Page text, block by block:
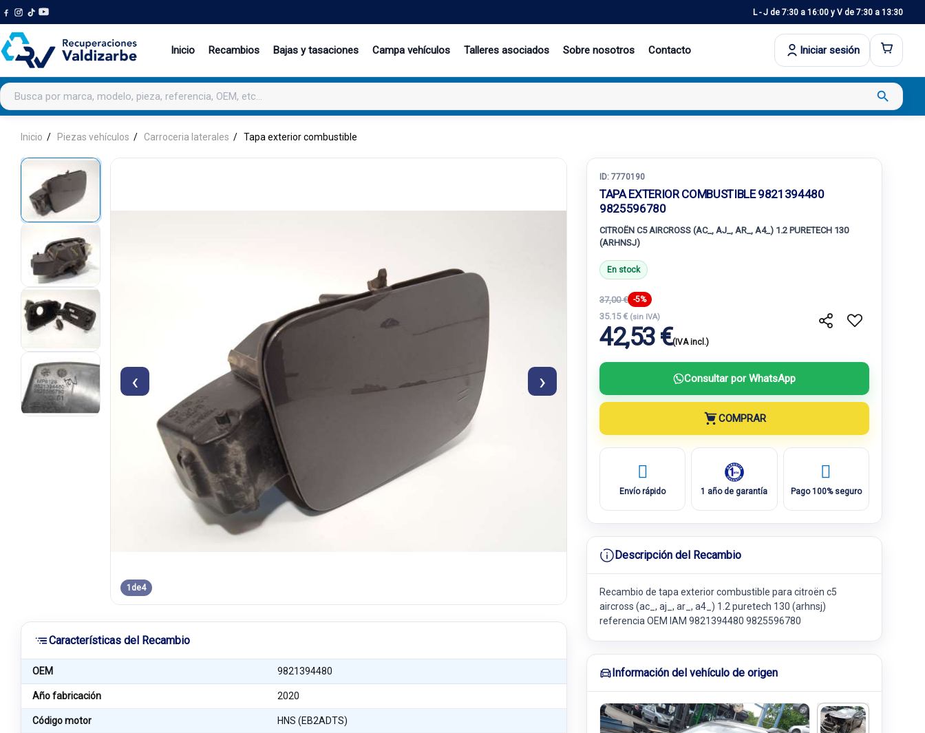
L - J de 7:30 a 16:00 y V de 7:30 a 13:30
Inicio Recambios Bajas y tasaciones Campa vehículos Talleres asociados Sobre nosotros Contacto Iniciar sesión
Buscar productos search
Inicio Piezas vehículos Carroceria laterales Tapa exterior combustible
‹ ›
1 de4
Características del Recambio
OEM 9821394480
Año fabricación 2020
Código motor HNS (EB2ADTS)
ID: 7770190
TAPA EXTERIOR COMBUSTIBLE 9821394480
9825596780
CITROËN C5 AIRCROSS (AC_, AJ_, AR_, A4_) 1.2 PURETECH 130
(ARHNSJ)
En stock
37,00 € -5%
35.15 € (sin IVA)
42,53 €(IVA incl.)
Consultar por WhatsApp
COMPRAR
Envío rápido 1 año de garantía Pago 100% seguro
Descripción del Recambio
Recambio de tapa exterior combustible para citroën c5
aircross (ac_, aj_, ar_, a4_) 1.2 puretech 130 (arhnsj)
referencia OEM IAM 9821394480 9825596780
Información del vehículo de origen